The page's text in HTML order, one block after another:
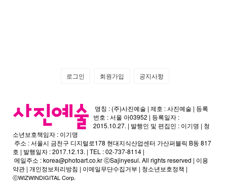
로그인 회원가입 공지사항
명칭 : (주)사진예술 | 제호 : 사진예술 | 등록
번호 : 서울 아03952 | 등록일자 :
2015.10.27. | 발행인 및 편집인 : 이기명 | 청
소년보호책임자 : 이기명
주소 : 서울시 금천구 디지털로178 현대지식산업센터 가산퍼블릭 B동 817
호 | 발행일자 : 2017.12.13. | TEL : 02-737-8114 |
메일주소 :korea@photoart.co.krⓒSajinyesul. All rights reserved | 이용
약관 | 개인정보처리방침 | 이메일무단수집거부 | 청소년보호정책 |
ⓒWIZWINDIGITAL Corp.